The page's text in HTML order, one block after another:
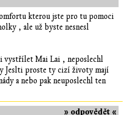
kterou jste pro tu pomoci
, ale už byste nesnesl
vystřílet Mai Lai , neposlechl
Jeslti proste ty cizí životy mají
a nebo pak neuposlechl ten
» odpovědět «